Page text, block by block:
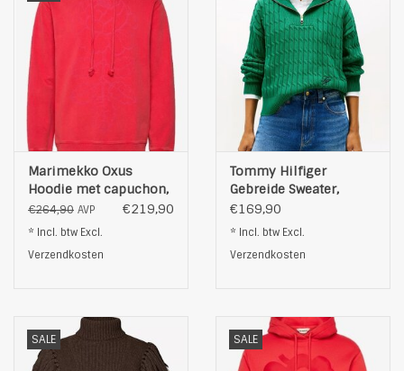
Kleur: rood
Marimekko Oxus
Hoodie met capuchon,
rood
€264,90 AVP €219,90
* Incl. btw Excl.
Verzendkosten
Tommy Hilfiger
Gebreide Sweater,
groen
€169,90
* Incl. btw Excl.
Verzendkosten
SALE SALE